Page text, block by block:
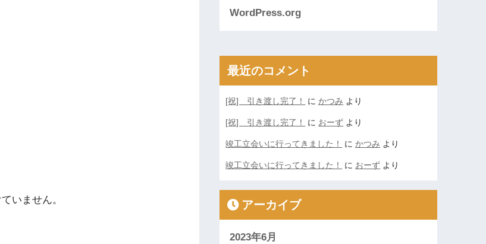
いません。
WordPress.org
最近のコメント
[祝] 引き渡し完了！ にかつみ より
[祝] 引き渡し完了！ に おーず より
竣工立会いに行ってきました！ にかつみ より
竣工立会いに行ってきました！ に おーず より
アーカイブ
2023年6月